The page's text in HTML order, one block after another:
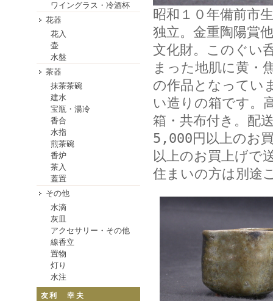
ワイングラス・冷酒杯
花器
花入
壷
水盤
茶器
抹茶茶碗
建水
宝瓶・湯冷
香合
水指
煎茶碗
香炉
茶入
蓋置
その他
水滴
灰皿
アクセサリー・その他
線香立
置物
灯り
水注
友利 幸夫
昭和１０年備前市
独立。金重陶陽賞
文化財。このぐい
まった地肌に黄・
の作品となってい
い造りの箱です。
箱・共布付き。配
5,000円以上のお
以上のお買上げで
住まいの方は別途